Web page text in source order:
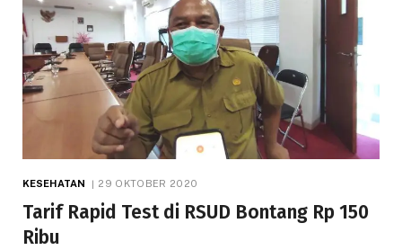
KESEHATAN 29 OKTOBER 2020
Tarif Rapid Test di RSUD Bontang Rp 150
Ribu